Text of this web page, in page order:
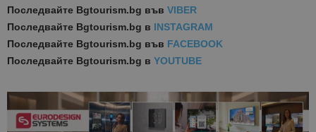
Последвайте Bgtourism.bg във VIBER
Последвайте Bgtourism.bg в INSTAGRAM
Последвайте Bgtourism.bg във FACEBOOK
Последвайте Bgtourism.bg в YOUTUBE